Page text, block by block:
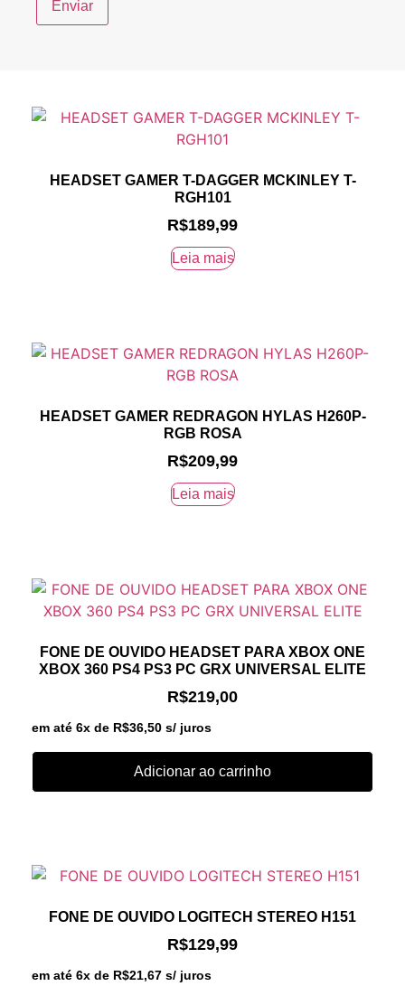
HEADSET GAMER T-DAGGER MCKINLEY T-
RGH101
R$189,99
Leia mais
HEADSET GAMER REDRAGON HYLAS H260P-
RGB ROSA
R$209,99
Leia mais
FONE DE OUVIDO HEADSET PARA XBOX ONE
XBOX 360 PS4 PS3 PC GRX UNIVERSAL ELITE
R$219,00
em até 6x de R$36,50 s/ juros
Adicionar ao carrinho
FONE DE OUVIDO LOGITECH STEREO H151
R$129,99
em até 6x de R$21,67 s/ juros